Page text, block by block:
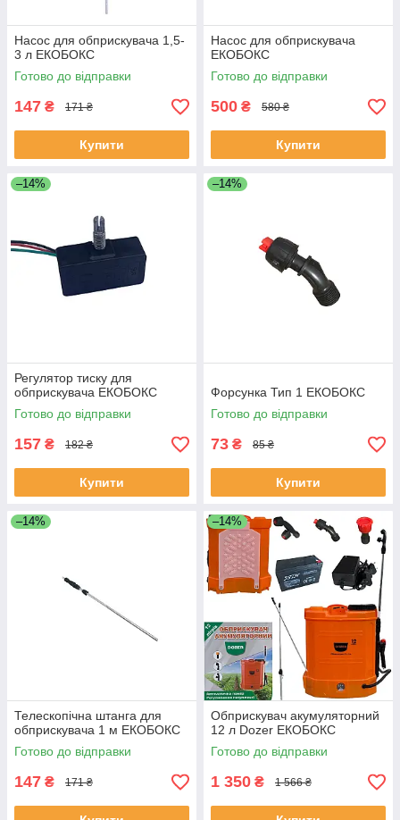
Насос для обприскувача 1,5-
3 л ЕКОБОКС
Готово до відправки
147 ₴ 171 ₴
Купити
Насос для обприскувача
ЕКОБОКС
Готово до відправки
500 ₴ 580 ₴
Купити
–14%
Регулятор тиску для
обприскувача ЕКОБОКС
Готово до відправки
157 ₴ 182 ₴
Купити
–14%
Форсунка Тип 1 ЕКОБОКС
Готово до відправки
73 ₴ 85 ₴
Купити
–14%
Телескопічна штанга для
обприскувача 1 м ЕКОБОКС
Готово до відправки
147 ₴ 171 ₴
–14%
Обприскувач акумуляторний
12 л Dozer ЕКОБОКС
Готово до відправки
1 350 ₴ 1 566 ₴